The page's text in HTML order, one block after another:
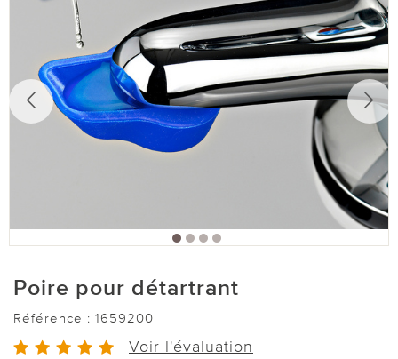
Poire pour détartrant
Référence : 1659200
Voir l'évaluation